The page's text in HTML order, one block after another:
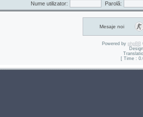
Nume utilizator: Parolă:
Mesaje noi
Powered by phpBB
[ Time :